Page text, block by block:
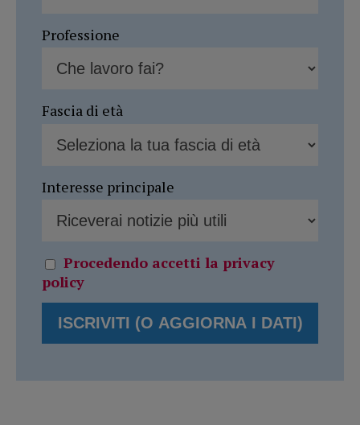
Professione
Fascia di età
Interesse principale
Procedendo accetti la privacy
policy